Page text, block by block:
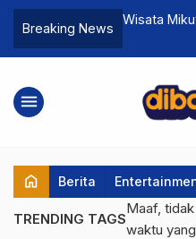
Breaking News
Ini Tanda
Wisata
Arjuno
menu
home Berita
TRENDING TAGS
Maaf,
waktu